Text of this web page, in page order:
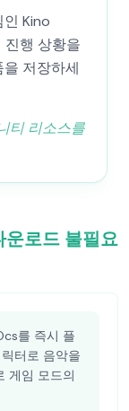
Kino
행 상황을
저장하세
티 리소스를
로드 불필요
를 즉시 플
터로 음악을
게임 모드의